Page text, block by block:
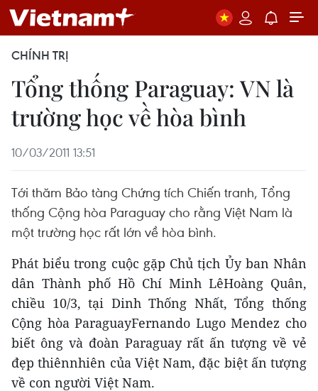
CHÍNH TRỊ
Tổng thống Paraguay: VN là
trường học về hòa bình
10/03/2011 13:51
Tới thăm Bảo tàng Chứng tích Chiến tranh, Tổng
thống Cộng hòa Paraguay cho rằng Việt Nam là
một trường học rất lớn về hòa bình.
Phát biểu trong cuộc gặp Chủ tịch Ủy ban Nhân
dân Thành phố Hồ Chí Minh LêHoàng Quân,
chiều 10/3, tại Dinh Thống Nhất, Tổng thống
Cộng hòa ParaguayFernando Lugo Mendez cho
biết ông và đoàn Paraguay rất ấn tượng về vẻ
đẹp thiênnhiên của Việt Nam, đặc biệt ấn tượng
về con người Việt Nam.